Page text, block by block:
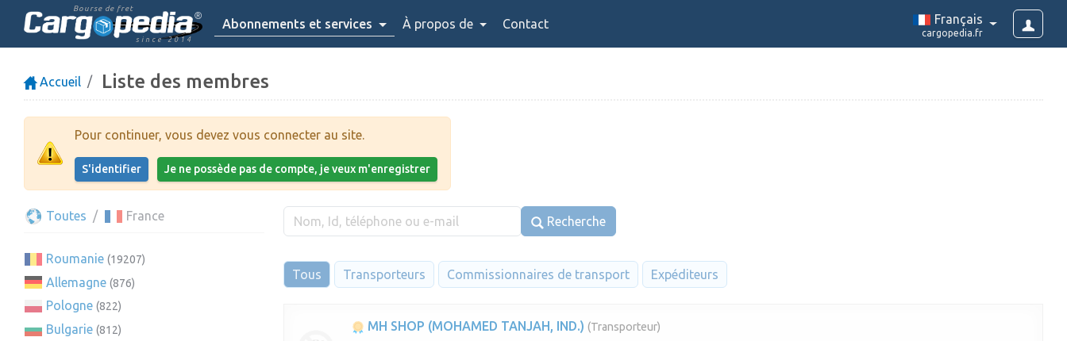
Bourse de fret
since 2014
Abonnements et services À propos de Contact Français
cargopedia.fr
Accueil Liste des membres
Pour continuer, vous devez vous connecter au site.
S'identifier Je ne possède pas de compte, je veux m'enregistrer
Toutes France
Roumanie (19207)
Allemagne (876)
Pologne (822)
Bulgarie (812)
Recherche
Tous Transporteurs Commissionnaires de transport Expéditeurs
MH SHOP (MOHAMED TANJAH, IND.) (Transporteur)